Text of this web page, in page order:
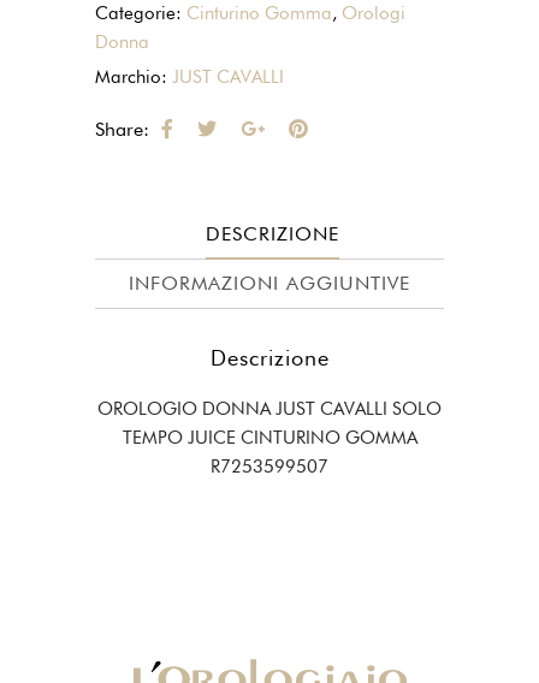
in
plastica
R7253599507
Categorie: Cinturino Gomma, Orologi
Donna
Marchio: JUST CAVALLI
Share:
DESCRIZIONE
INFORMAZIONI AGGIUNTIVE
Descrizione
OROLOGIO DONNA JUST CAVALLI SOLO
TEMPO JUICE CINTURINO GOMMA
R7253599507